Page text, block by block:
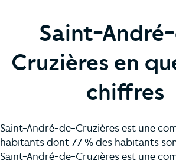
Saint-
Cruzières en
chiffres
Saint-André-de-Cruzières est une
habitants dont 77 % des habitants
Saint-André-de-Cruzières est une